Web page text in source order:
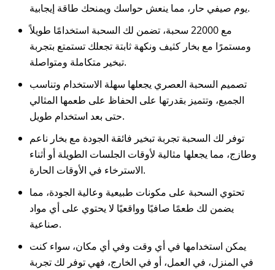
يوم صيفي حار، مما ينعش حواسك ويمنحك طاقة إيجابية.
مع 22000 سحبة، تضمن لك السحبة استخدامًا طويلاً
ومستمرًا مع بخار كثيف ونكهة ثابتة تجعلك تستمتع بتجربة
تبخير متكاملة ومتواصلة.
تصميم السحبة العصري يجعلها سهلة الاستخدام وتناسب
الجميع، وتتميز بقدرتها على الحفاظ على طعمها المثالي
حتى بعد استخدام طويل.
توفر لك السحبة تجربة تبخير فائقة الجودة مع بخار ناعم
وطازج، مما يجعلها مثالية لأوقات الجلسات الطويلة أو أثناء
الاسترخاء في الأوقات الحارة.
تحتوي السحبة على مكونات طبيعية وعالية الجودة، مما
يضمن لك طعمًا صافيًا وواقعيًا لا يحتوي على أي مواد
صناعية.
يمكن استخدامها في أي وقت وفي أي مكان، سواء كنت
في المنزل، في العمل، أو في الخارج، فهي توفر لك تجربة